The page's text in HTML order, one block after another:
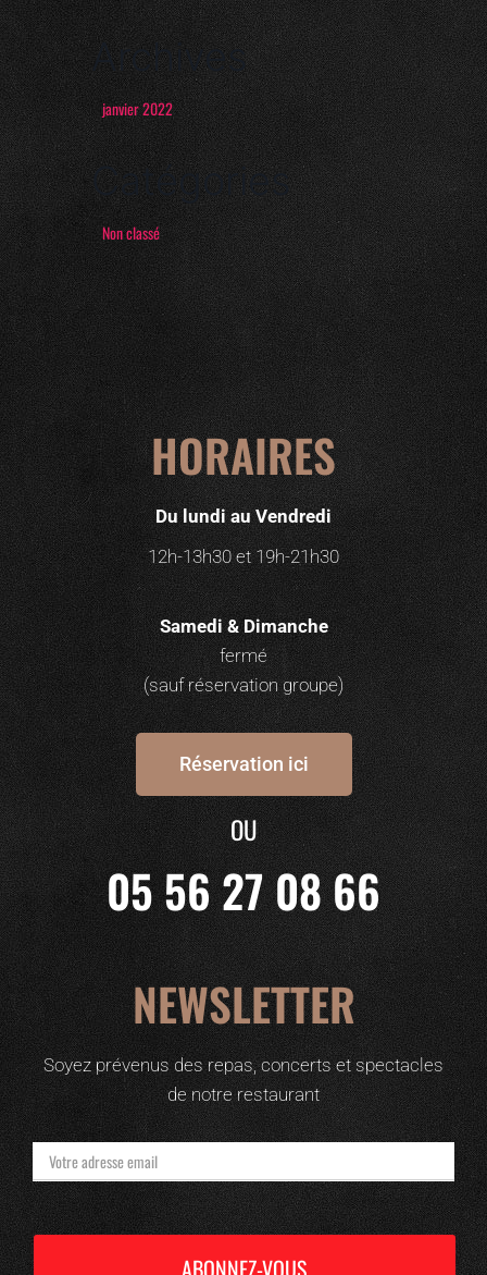
Archives
janvier 2022
Catégories
Non classé
HORAIRES
Du lundi au Vendredi
12h-13h30 et 19h-21h30
Samedi & Dimanche
fermé
(sauf réservation groupe)
Réservation ici
OU
05 56 27 08 66
NEWSLETTER
Soyez prévenus des repas, concerts et spectacles
de notre restaurant